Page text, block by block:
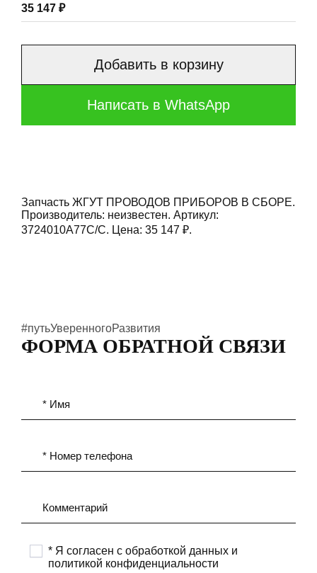
35 147 ₽
Добавить в корзину
Написать в WhatsApp
Запчасть ЖГУТ ПРОВОДОВ ПРИБОРОВ В СБОРЕ.
Производитель: неизвестен. Артикул:
3724010A77C/C. Цена: 35 147 ₽.
#путьУверенногоРазвития
ФОРМА ОБРАТНОЙ СВЯЗИ
* Имя
* Номер телефона
Комментарий
* Я согласен с обработкой данных и
политикой конфиденциальности